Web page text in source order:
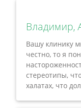
Владимир,
Вашу клинику
честно, то я
стереотипы,
халатах, что